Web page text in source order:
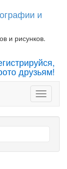
и
и рисунков.
друзьям!
Toggle